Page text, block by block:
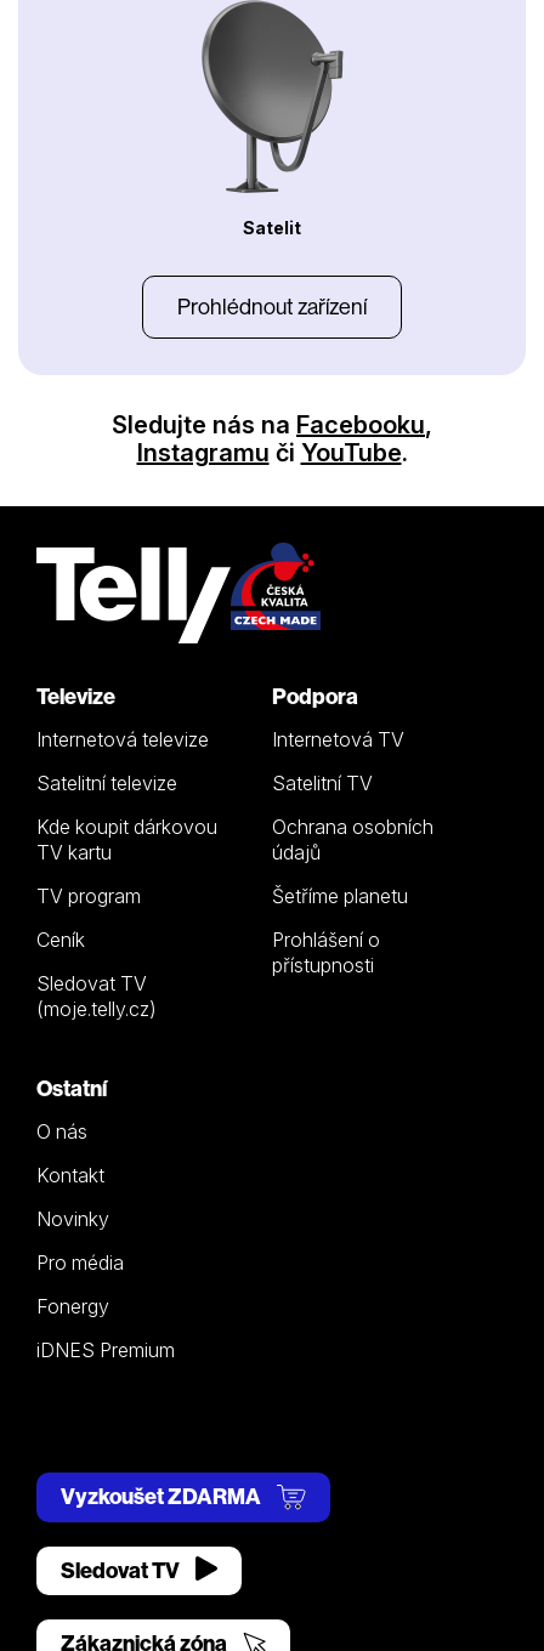
Satelit
Prohlédnout zařízení
Sledujte nás na Facebooku,
Instagramu či YouTube.
Televize
Internetová televize
Satelitní televize
Kde koupit dárkovou
TV kartu
TV program
Ceník
Sledovat TV
(moje.telly.cz)
Podpora
Internetová TV
Satelitní TV
Ochrana osobních
údajů
Šetříme planetu
Prohlášení o
přístupnosti
Ostatní
O nás
Kontakt
Novinky
Pro média
Fonergy
iDNES Premium
Vyzkoušet ZDARMA
Sledovat TV
Zákaznická zóna